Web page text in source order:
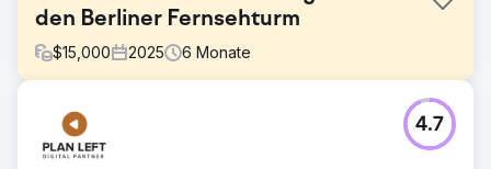
den Berliner Fernsehturm
$15,000 2025 6 Monate
Herausforderung
Der Berliner Fernsehturm hatte Probleme,
Direktbuchungen zu generieren, da er sich stark auf
4.7